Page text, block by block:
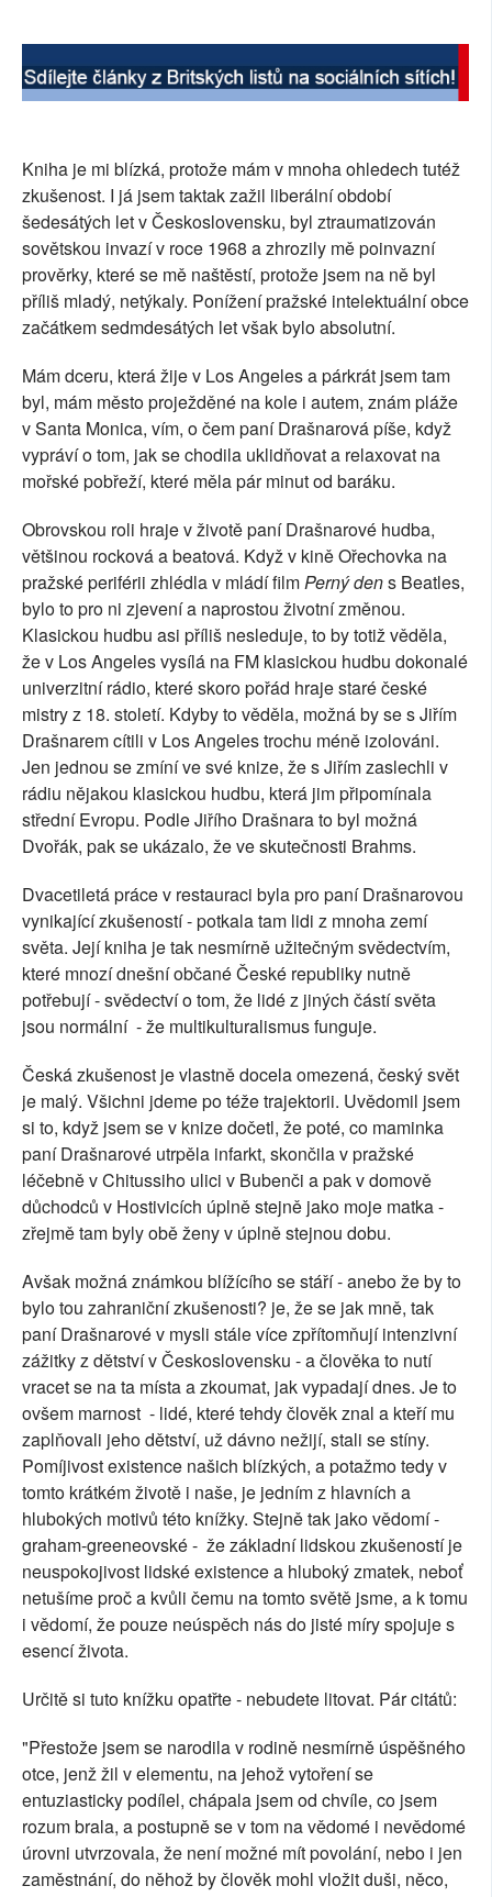
Kniha je mi blízká, protože mám v mnoha ohledech tutéž
zkušenost. I já jsem taktak zažil liberální období
šedesátých let v Československu, byl ztraumatizován
sovětskou invazí v roce 1968 a zhrozily mě poinvazní
prověrky, které se mě naštěstí, protože jsem na ně byl
příliš mladý, netýkaly. Ponížení pražské intelektuální obce
začátkem sedmdesátých let však bylo absolutní.
Mám dceru, která žije v Los Angeles a párkrát jsem tam
byl, mám město proježděné na kole i autem, znám pláže
v Santa Monica, vím, o čem paní Drašnarová píše, když
vypráví o tom, jak se chodila uklidňovat a relaxovat na
mořské pobřeží, které měla pár minut od baráku.
Obrovskou roli hraje v životě paní Drašnarové hudba,
většinou rocková a beatová. Když v kině Ořechovka na
pražské periférii zhlédla v mládí filmPerný dens Beatles,
bylo to pro ni zjevení a naprostou životní změnou.
Klasickou hudbu asi příliš nesleduje, to by totiž věděla,
že v Los Angeles vysílá na FM klasickou hudbu dokonalé
univerzitní rádio, které skoro pořád hraje staré české
mistry z 18. století. Kdyby to věděla, možná by se s Jiřím
Drašnarem cítili v Los Angeles trochu méně izolováni.
Jen jednou se zmíní ve své knize, že s Jiřím zaslechli v
rádiu nějakou klasickou hudbu, která jim připomínala
střední Evropu. Podle Jiřího Drašnara to byl možná
Dvořák, pak se ukázalo, že ve skutečnosti Brahms.
Dvacetiletá práce v restauraci byla pro paní Drašnarovou
vynikající zkušeností - potkala tam lidi z mnoha zemí
světa. Její kniha je tak nesmírně užitečným svědectvím,
které mnozí dnešní občané České republiky nutně
potřebují - svědectví o tom, že lidé z jiných částí světa
jsou normální - že multikulturalismus funguje.
Česká zkušenost je vlastně docela omezená, český svět
je malý. Všichni jdeme po téže trajektorii. Uvědomil jsem
si to, když jsem se v knize dočetl, že poté, co maminka
paní Drašnarové utrpěla infarkt, skončila v pražské
léčebně v Chitussiho ulici v Bubenči a pak v domově
důchodců v Hostivicích úplně stejně jako moje matka -
zřejmě tam byly obě ženy v úplně stejnou dobu.
Avšak možná známkou blížícího se stáří - anebo že by to
bylo tou zahraniční zkušenosti? je, že se jak mně, tak
paní Drašnarové v mysli stále více zpřítomňují intenzivní
zážitky z dětství v Československu - a člověka to nutí
vracet se na ta místa a zkoumat, jak vypadají dnes. Je to
ovšem marnost - lidé, které tehdy člověk znal a kteří mu
zaplňovali jeho dětství, už dávno nežijí, stali se stíny.
Pomíjivost existence našich blízkých, a potažmo tedy v
tomto krátkém životě i naše, je jedním z hlavních a
hlubokých motivů této knížky. Stejně tak jako vědomí -
graham-greeneovské - že základní lidskou zkušeností je
neuspokojivost lidské existence a hluboký zmatek, neboť
netušíme proč a kvůli čemu na tomto světě jsme, a k tomu
i vědomí, že pouze neúspěch nás do jisté míry spojuje s
esencí života.
Určitě si tuto knížku opatřte - nebudete litovat. Pár citátů:
"Přestože jsem se narodila v rodině nesmírně úspěšného
otce, jenž žil v elementu, na jehož vytoření se
entuziasticky podílel, chápala jsem od chvíle, co jsem
rozum brala, a postupně se v tom na vědomé i nevědomé
úrovni utvrzovala, že není možné mít povolání, nebo i jen
zaměstnání, do něhož by člověk mohl vložit duši, něco,